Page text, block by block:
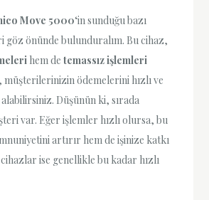
Move 5000‘in sunduğu bazı
göz önünde bulunduralım. Bu cihaz,
hem detemassız işlemleri
müşterilerinizin ödemelerini hızlı ve
Düşünün ki, sırada
var. Eğer işlemler hızlı olursa, bu
artırır hem de işinize katkı
ise genellikle bu kadar hızlı